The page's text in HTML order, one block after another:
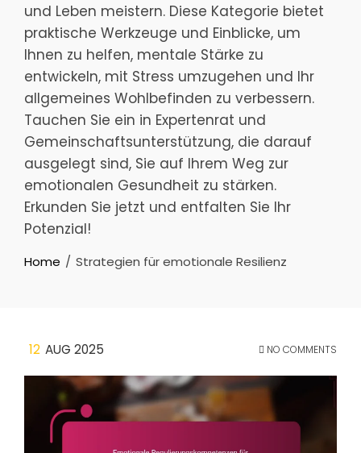
und Leben meistern. Diese Kategorie bietet
praktische Werkzeuge und Einblicke, um
Ihnen zu helfen, mentale Stärke zu
entwickeln, mit Stress umzugehen und Ihr
allgemeines Wohlbefinden zu verbessern.
Tauchen Sie ein in Expertenrat und
Gemeinschaftsunterstützung, die darauf
ausgelegt sind, Sie auf Ihrem Weg zur
emotionalen Gesundheit zu stärken.
Erkunden Sie jetzt und entfalten Sie Ihr
Potenzial!
Home Strategien für emotionale Resilienz
12 AUG 2025 NO COMMENTS